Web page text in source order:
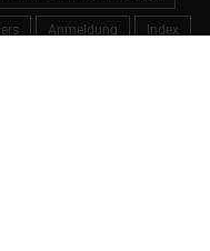
Anmeldung Index